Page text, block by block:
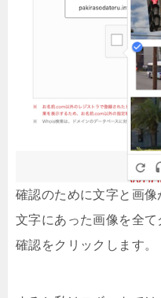
確認のために文字と画像
文字にあった画像を全て
確認をクリックします。